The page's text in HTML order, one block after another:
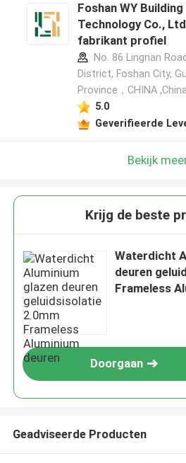
Foshan WY Building
Technology Co.,
fabrikant profiel
No. 86 Lingnan
District, Foshan City,
Province，CHINA ,China
5.0
Geverifieerde
Bekijk
Krijg de beste
Waterdicht
deuren
Frameless
Doorgaan
Geadviseerde Producten